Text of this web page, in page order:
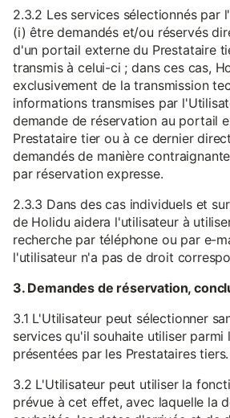
2.3.2 Les services sélectionnés par
(i) être demandés et/ou réservés
d'un portail externe du Prestataire
transmis à celui-ci ; dans ces cas,
exclusivement de la transmission
informations transmises par
demande de réservation au portail
Prestataire tier ou à ce dernier
demandés de manière
par réservation expresse.
2.3.3 Dans des cas individuels et
de Holidu aidera l'utilisateur à
recherche par téléphone ou par e-
l'utilisateur n'a pas de droit
3. Demandes de réservation,
3.1 L'Utilisateur peut sélectionner
services qu'il souhaite utiliser parmi
présentées par les Prestataires tiers.
3.2 L'Utilisateur peut utiliser la
prévue à cet effet, avec laquelle la